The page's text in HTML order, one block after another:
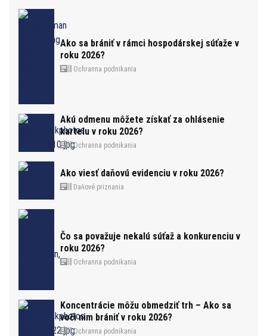
Ako sa brániť v rámci hospodárskej súťaže v
roku 2026?
Ochranna podnikania
Akú odmenu môžete získať za ohlásenie
kartelu v roku 2026?
Ochranna podnikania
Ako viesť daňovú evidenciu v roku 2026?
Daňové priznania
Čo sa považuje nekalú súťaž a konkurenciu v
roku 2026?
Ochranna podnikania
Koncentrácie môžu obmedziť trh – Ako sa
voči nim brániť v roku 2026?
Ochranna podnikania